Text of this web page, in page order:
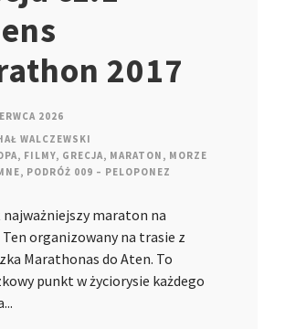
2017
2026
WALCZEWSKI
, FILMY, GRECJA, MARATON , MORZE
, PODRÓŻ 009 – PELOPONEZ
maraton na
Ten organizowany na trasie z
Marathonas do Aten. To
punkt w życiorysie każdego